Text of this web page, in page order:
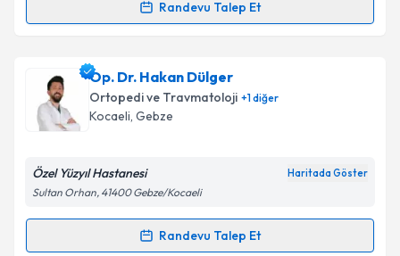
Randevu Talep Et
takvim hazırlandığında e-posta ile bilgilendireceğiz.
E-posta Adresiniz
Kişisel verilerimin işlenmesine ilişkin
Metni'ni okudum ve kişisel verilerimin belirtilen
kapsamda işlenmesini kabul ediyorum.
Op. Dr. Hakan Dülger
Ortopedi ve Travmatoloji +1diğer
Kocaeli, Gebze
Özel Yüzyıl Hastanesi Haritada Göster
Sultan Orhan, 41400 Gebze/Kocaeli
Randevu Talep Et
Randevu Takvimi Talebi